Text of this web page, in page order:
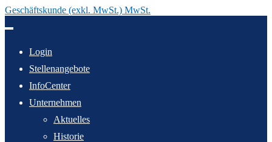
Geschäftskunde (exkl. MwSt.) MwSt.
Inhalt
Login
Stellenangebote
InfoCenter
Unternehmen
Aktuelles
Historie